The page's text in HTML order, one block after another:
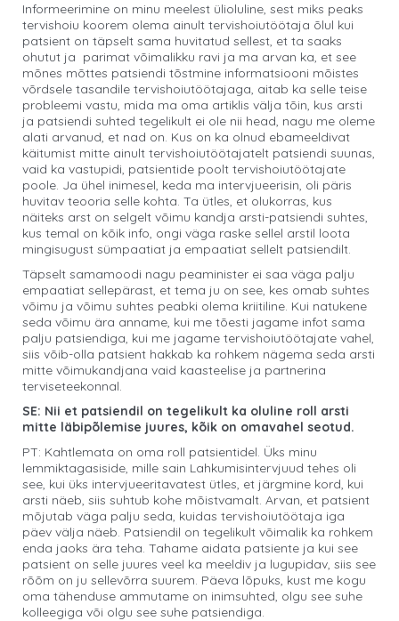
Informeerimine on minu meelest ülioluline, sest miks peaks
tervishoiu koorem olema ainult tervishoiutöötaja õlul kui
patsient on täpselt sama huvitatud sellest, et ta saaks
ohutut ja parimat võimalikku ravi ja ma arvan ka, et see
mõnes mõttes patsiendi tõstmine informatsiooni mõistes
võrdsele tasandile tervishoiutöötajaga, aitab ka selle teise
probleemi vastu, mida ma oma artiklis välja tõin, kus arsti
ja patsiendi suhted tegelikult ei ole nii head, nagu me oleme
alati arvanud, et nad on. Kus on ka olnud ebameeldivat
käitumist mitte ainult tervishoiutöötajatelt patsiendi suunas,
vaid ka vastupidi, patsientide poolt tervishoiutöötajate
poole. Ja ühel inimesel, keda ma intervjueerisin, oli päris
huvitav teooria selle kohta. Ta ütles, et olukorras, kus
näiteks arst on selgelt võimu kandja arsti-patsiendi suhtes,
kus temal on kõik info, ongi väga raske sellel arstil loota
mingisugust sümpaatiat ja empaatiat sellelt patsiendilt.
Täpselt samamoodi nagu peaminister ei saa väga palju
empaatiat sellepärast, et tema ju on see, kes omab suhtes
võimu ja võimu suhtes peabki olema kriitiline. Kui natukene
seda võimu ära anname, kui me tõesti jagame infot sama
palju patsiendiga, kui me jagame tervishoiutöötajate vahel,
siis võib-olla patsient hakkab ka rohkem nägema seda arsti
mitte võimukandjana vaid kaasteelise ja partnerina
terviseteekonnal.
SE: Nii et patsiendil on tegelikult ka oluline roll arsti
mitte läbipõlemise juures, kõik on omavahel seotud.
PT: Kahtlemata on oma roll patsientidel. Üks minu
lemmiktagasiside, mille sain Lahkumisintervjuud tehes oli
see, kui üks intervjueeritavatest ütles, et järgmine kord, kui
arsti näeb, siis suhtub kohe mõistvamalt. Arvan, et patsient
mõjutab väga palju seda, kuidas tervishoiutöötaja iga
päev välja näeb. Patsiendil on tegelikult võimalik ka rohkem
enda jaoks ära teha. Tahame aidata patsiente ja kui see
patsient on selle juures veel ka meeldiv ja lugupidav, siis see
rõõm on ju sellevõrra suurem. Päeva lõpuks, kust me kogu
oma tähenduse ammutame on inimsuhted, olgu see suhe
kolleegiga või olgu see suhe patsiendiga.